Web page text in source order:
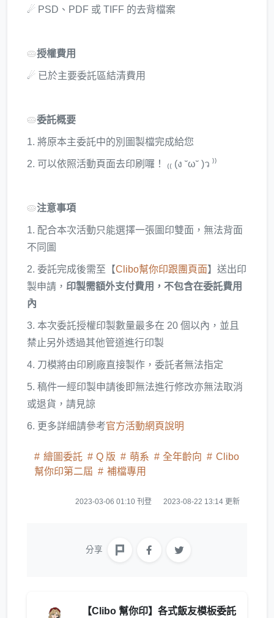
☄ PSD、PDF 或 TIFF 的去背檔案
🥧授權費用
☄ 已於主要委託區結清費用
🥧委託概要
1. 將原本主委託中的別圖製檔完成給您
2. 可以依照活動頁面去印刷囉！ ₍₍ (ง ˘ω˘ )ว ⁾⁾
🥧注意事項
1. 配合本次活動只能選擇一張圖印雙面，無法背面
不同圖
2. 委託完成後需至【Clibo幫你印跟團頁面】送出印
製申請， 印製需額外支付費用，不包含在委託費用
內
3. 本次委託授權印製數量最多在 20 個以內，並且
禁止另外透過其他管道進行印製
4. 刀模將由印刷廠直接製作，委託者無法指定
5. 稿件一經印製申請後即無法進行修改亦無法取消
或退貨，請見諒
6. 更多詳細請參考官方活動網頁說明
繪圖委託 Q 版 萌系 全年齡向
Clibo
幫你印第二屆
補檔專用
2023-03-06 01:10 刊登 2023-08-22 13:14 更新
分享
【Clibo 幫你印】各式飯友模板委託